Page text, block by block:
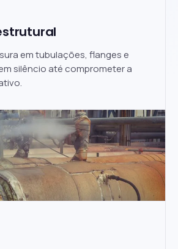
em tubulações, flanges e
silêncio até comprometer a